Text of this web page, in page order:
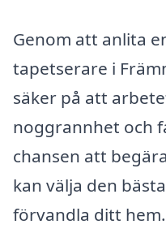
Genom att anlita
tapetserare i
säker på att
noggrannhet och
chansen att
kan välja den
förvandla ditt hem.